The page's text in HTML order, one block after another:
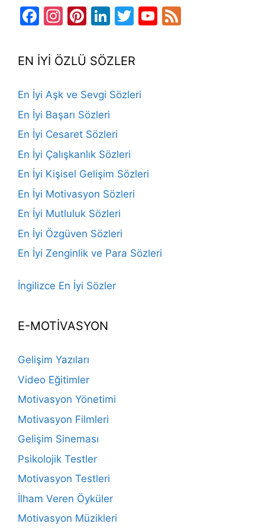
Facebook
Instagram
Pinterest
LinkedIn
TwitterYouTube
EN İYİ ÖZLÜ SÖZLER
En İyi Aşk ve Sevgi Sözleri
En İyi Başarı Sözleri
En İyi Cesaret Sözleri
En İyi Çalışkanlık Sözleri
En İyi Kişisel Gelişim Sözleri
En İyi Motivasyon Sözleri
En İyi Mutluluk Sözleri
En İyi Özgüven Sözleri
En İyi Zenginlik ve Para Sözleri
İngilizce En İyi Sözler
E-MOTİVASYON
Gelişim Yazıları
Video Eğitimler
Motivasyon Yönetimi
Motivasyon Filmleri
Gelişim Sineması
Psikolojik Testler
Motivasyon Testleri
İlham Veren Öyküler
Motivasyon Müzikleri